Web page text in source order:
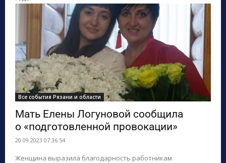
Все события Рязани и области
Мать Елены Логуновой сообщила
о «подготовленной провокации»
20.09.2023 07:36:54
Женщина выразила благодарность работникам